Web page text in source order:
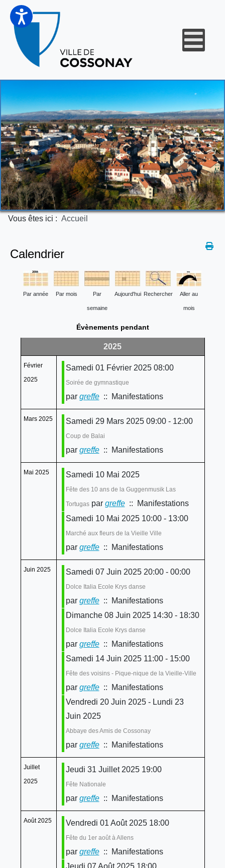
Vous êtes ici : Accueil
Calendrier
Par année Par mois Par
semaine
Aujourd'hui Rechercher Aller au
mois
Évènements pendant
2025
Février
2025
Samedi 01 Février 2025 08:00
Soirée de gymnastique
par greffe:: Manifestations
Mars 2025 Samedi 29 Mars 2025 09:00 - 12:00
Coup de Balai
par greffe:: Manifestations
Mai 2025 Samedi 10 Mai 2025
Fête des 10 ans de la Guggenmusik Las
Tortugaspar greffe:: Manifestations
Samedi 10 Mai 2025 10:00 - 13:00
Marché aux fleurs de la Vieille Ville
par greffe:: Manifestations
Juin 2025 Samedi 07 Juin 2025 20:00 - 00:00
Dolce Italia Ecole Krys danse
par greffe:: Manifestations
Dimanche 08 Juin 2025 14:30 - 18:30
Dolce Italia Ecole Krys danse
par greffe:: Manifestations
Samedi 14 Juin 2025 11:00 - 15:00
Fête des voisins - Pique-nique de la Vieille-Ville
par greffe:: Manifestations
Vendredi 20 Juin 2025 - Lundi 23
Juin 2025
Abbaye des Amis de Cossonay
par greffe:: Manifestations
Juillet
2025
Jeudi 31 Juillet 2025 19:00
Fête Nationale
par greffe:: Manifestations
Août 2025 Vendredi 01 Août 2025 18:00
Fête du 1er août à Allens
par greffe:: Manifestations